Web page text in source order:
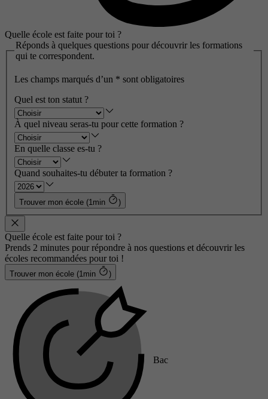
Quelle école est faite pour toi ?
Réponds à quelques questions pour découvrir les formations
qui te correspondent.
Les champs marqués d’un * sont obligatoires
Quel est ton statut ?
À quel niveau seras-tu pour cette formation ?
En quelle classe es-tu ?
Quand souhaites-tu débuter ta formation ?
Trouver mon école (1min )
Quelle école est faite pour toi ?
Prends 2 minutes pour répondre à nos questions et découvrir les
écoles recommandées pour toi !
Trouver mon école (1min )
Bac